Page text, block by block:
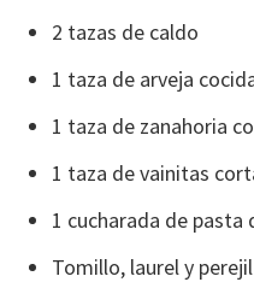
2 tazas de caldo
1 taza de arveja
1 taza de zanahoria
1 taza de vainitas
1 cucharada de
Tomillo, laurel y